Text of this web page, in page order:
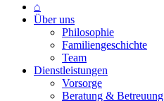
⌂
Über uns
Philosophie
Familiengeschichte
Team
Dienstleistungen
Vorsorge
Beratung & Betreuung